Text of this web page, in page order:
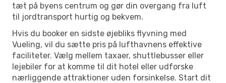
tæt på byens centrum og gør din overgang fra luft
til jordtransport hurtig og bekvem.
Hvis du booker en sidste øjebliks flyvning med
Vueling, vil du sætte pris på lufthavnens effektive
faciliteter. Vælg mellem taxaer, shuttlebusser eller
lejebiler for at komme til dit hotel eller udforske
nærliggende attraktioner uden forsinkelse. Start dit